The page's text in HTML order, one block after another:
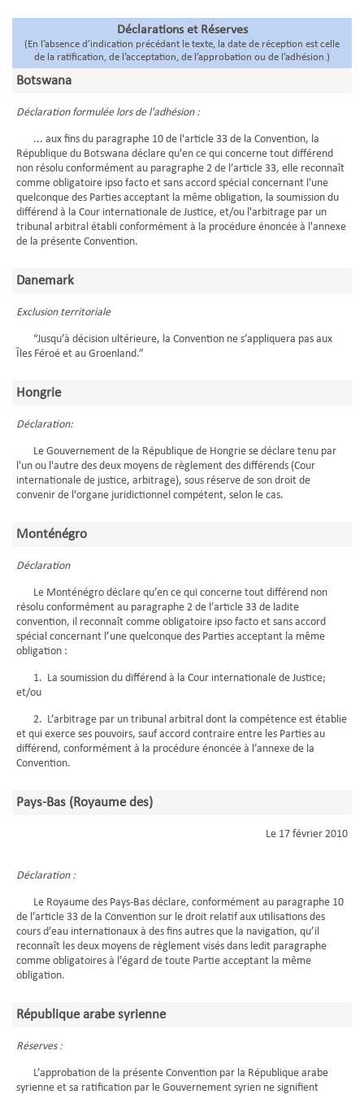
Déclarations et Réserves
(En l’absence d’indication précédant le texte, la date de réception est celle
de la ratification, de l’acceptation, de l’approbation ou de l’adhésion.)
Botswana
Déclaration formulée lors de l'adhésion :
... aux fins du paragraphe 10 de l'article 33 de la Convention, la
République du Botswana déclare qu'en ce qui concerne tout différend
non résolu conformément au paragraphe 2 de l’article 33, elle reconnaît
comme obligatoire ipso facto et sans accord spécial concernant l'une
quelconque des Parties acceptant la même obligation, la soumission du
différend à la Cour internationale de Justice, et/ou l'arbitrage par un
tribunal arbitral établi conformément à la procédure énoncée à l'annexe
de la présente Convention.
Danemark
Exclusion territoriale
“Jusqu’à décision ultérieure, la Convention ne s’appliquera pas aux
Îles Féroé et au Groenland.”
Hongrie
Déclaration:
Le Gouvernement de la République de Hongrie se déclare tenu par
l'un ou l'autre des deux moyens de règlement des différends (Cour
internationale de justice, arbitrage), sous réserve de son droit de
convenir de l'organe juridictionnel compétent, selon le cas.
Monténégro
Déclaration
Le Monténégro déclare qu’en ce qui concerne tout différend non
résolu conformément au paragraphe 2 de l’article 33 de ladite
convention, il reconnaît comme obligatoire ipso facto et sans accord
spécial concernant l’une quelconque des Parties acceptant la même
obligation :
1. La soumission du différend à la Cour internationale de Justice;
et/ou
2. L’arbitrage par un tribunal arbitral dont la compétence est établie
et qui exerce ses pouvoirs, sauf accord contraire entre les Parties au
différend, conformément à la procédure énoncée à l’annexe de la
Convention.
Pays-Bas (Royaume des)
Le 17 février 2010
Déclaration :
Le Royaume des Pays-Bas déclare, conformément au paragraphe 10
de l’article 33 de la Convention sur le droit relatif aux utilisations des
cours d’eau internationaux à des fins autres que la navigation, qu’il
reconnaît les deux moyens de règlement visés dans ledit paragraphe
comme obligatoires à l’égard de toute Partie acceptant la même
obligation.
République arabe syrienne
Réserves :
L’approbation de la présente Convention par la République arabe
syrienne et sa ratification par le Gouvernement syrien ne signifient